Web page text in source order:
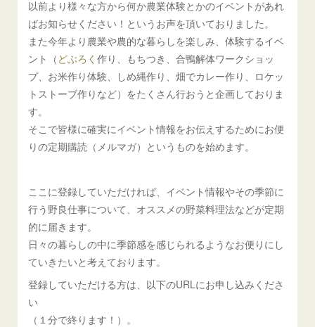
以前より様々な方から何か農業体験とかのイベントがあれ
ばお知らせください！というお声を頂いておりました。
また今年より農業や農的な暮らしを楽しみ、体験するイベ
ント（ どぶろく作り、もちつき、合鴨解体ワークショッ
プ、お米作り体験、しめ縄作り、畑でカレー作り、ロケッ
トストーブ作りなど）をたくさん行おうと企画しておりま
す。
そこで皆様に確実にイベント情報をお伝えするためにお便
りの定期購読（メルマガ）というものを始めます。
ここに登録していただければ、イベント情報やその季節に
行う野良仕事について、オススメの野菜料理法などが定期
的に届きます。
日々の暮らしの中に季節感を感じられるようなお便りにし
ていきたいと考えております。
登録していただける方は、以下のURLにお申し込みくださ
い
（１分で終ります！）。